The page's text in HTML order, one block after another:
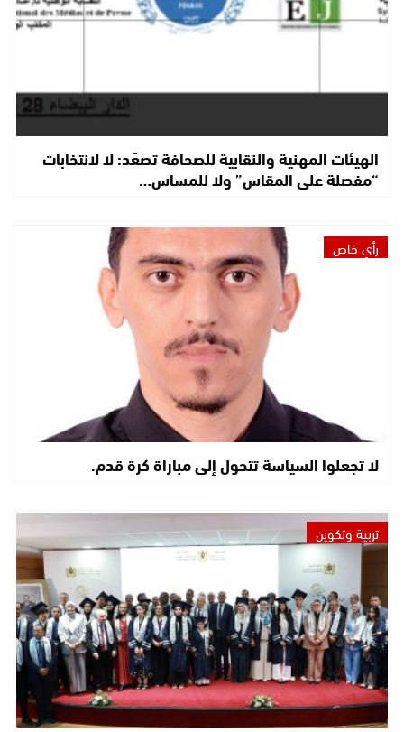
الهيئات المهنية والنقابية للصحافة تصعّد: لا لانتخابات
“مفصلة على المقاس” ولا للمساس…
رأي خاص
لا تجعلوا السياسة تتحول إلى مباراة كرة قدم.
تربية وتكوين